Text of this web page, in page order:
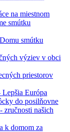
na miestnom
smútku
smútku
výziev v obci
priestorov
Európa
do posilňovne
zručnosti našich
k domom za